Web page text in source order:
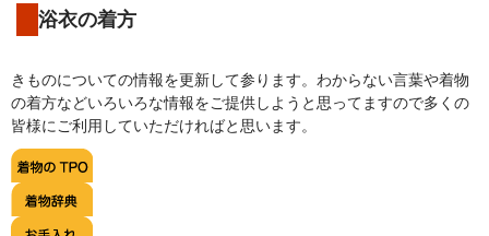
浴衣の着方
きものについての情報を更新して参ります。わからない言葉や着物
の着方などいろいろな情報をご提供しようと思ってますので多くの
皆様にご利用していただければと思います。